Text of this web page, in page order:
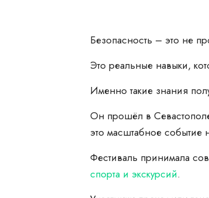
Безопасность – это не
Это реальные навыки,
Именно такие знания
Он прошёл в
это масштабное
Фестиваль принимала
спорта и экскурсий.